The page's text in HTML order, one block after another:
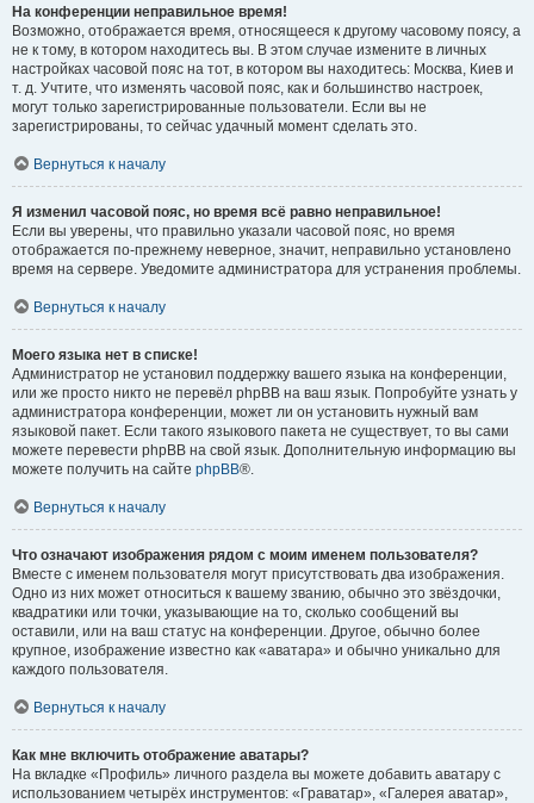
На конференции неправильное время!
Возможно, отображается время, относящееся к другому часовому поясу, а
не к тому, в котором находитесь вы. В этом случае измените в личных
настройках часовой пояс на тот, в котором вы находитесь: Москва, Киев и
т. д. Учтите, что изменять часовой пояс, как и большинство настроек,
могут только зарегистрированные пользователи. Если вы не
зарегистрированы, то сейчас удачный момент сделать это.
Вернуться к началу
Я изменил часовой пояс, но время всё равно неправильное!
Если вы уверены, что правильно указали часовой пояс, но время
отображается по-прежнему неверное, значит, неправильно установлено
время на сервере. Уведомите администратора для устранения проблемы.
Вернуться к началу
Моего языка нет в списке!
Администратор не установил поддержку вашего языка на конференции,
или же просто никто не перевёл phpBB на ваш язык. Попробуйте узнать у
администратора конференции, может ли он установить нужный вам
языковой пакет. Если такого языкового пакета не существует, то вы сами
можете перевести phpBB на свой язык. Дополнительную информацию вы
можете получить на сайте phpBB®.
Вернуться к началу
Что означают изображения рядом с моим именем пользователя?
Вместе с именем пользователя могут присутствовать два изображения.
Одно из них может относиться к вашему званию, обычно это звёздочки,
квадратики или точки, указывающие на то, сколько сообщений вы
оставили, или на ваш статус на конференции. Другое, обычно более
крупное, изображение известно как «аватара» и обычно уникально для
каждого пользователя.
Вернуться к началу
Как мне включить отображение аватары?
На вкладке «Профиль» личного раздела вы можете добавить аватару с
использованием четырёх инструментов: «Граватар», «Галерея аватар»,